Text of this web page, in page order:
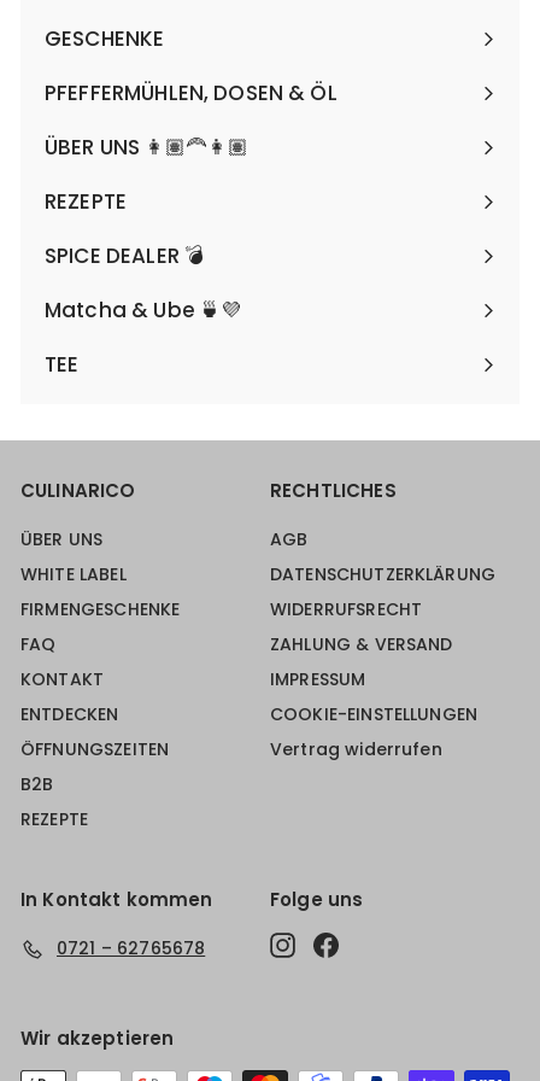
maximieren
GESCHENKE
Menü
maximieren
PFEFFERMÜHLEN, DOSEN & ÖL
Menü
maximieren
ÜBER UNS 👩🏽‍🦰👩🏽
REZEPTE
SPICE DEALER 💣
Matcha & Ube 🍵💜
TEE
CULINARICO
ÜBER UNS
WHITE LABEL
FIRMENGESCHENKE
FAQ
KONTAKT
ENTDECKEN
ÖFFNUNGSZEITEN
B2B
REZEPTE
RECHTLICHES
AGB
DATENSCHUTZERKLÄRUNG
WIDERRUFSRECHT
ZAHLUNG & VERSAND
IMPRESSUM
COOKIE-EINSTELLUNGEN
Vertrag widerrufen
In Kontakt kommen
0721 – 62765678
Folge uns
Instagram
Wir akzeptieren